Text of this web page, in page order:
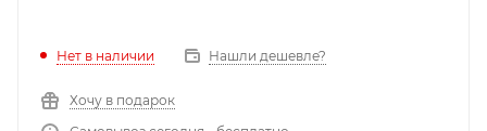
Нет в наличии Нашли дешевле?
Хочу в подарок